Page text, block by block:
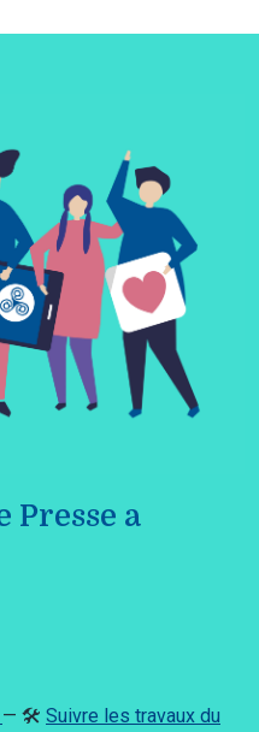
Presse a
— 🛠️ Suivre les travaux du